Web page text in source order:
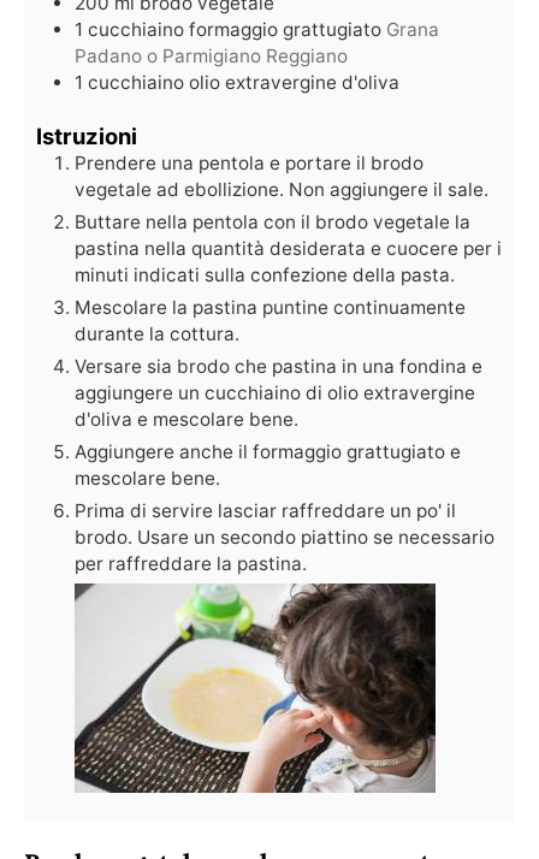
1 cucchiaino formaggio grattugiato Grana
Padano o Parmigiano Reggiano
1 cucchiaino olio extravergine d'oliva
Istruzioni
Prendere una pentola e portare il brodo
vegetale ad ebollizione. Non aggiungere il sale.
Buttare nella pentola con il brodo vegetale la
pastina nella quantità desiderata e cuocere per i
minuti indicati sulla confezione della pasta.
Mescolare la pastina puntine continuamente
durante la cottura.
Versare sia brodo che pastina in una fondina e
aggiungere un cucchiaino di olio extravergine
d'oliva e mescolare bene.
Aggiungere anche il formaggio grattugiato e
mescolare bene.
Prima di servire lasciar raffreddare un po' il
brodo. Usare un secondo piattino se necessario
per raffreddare la pastina.